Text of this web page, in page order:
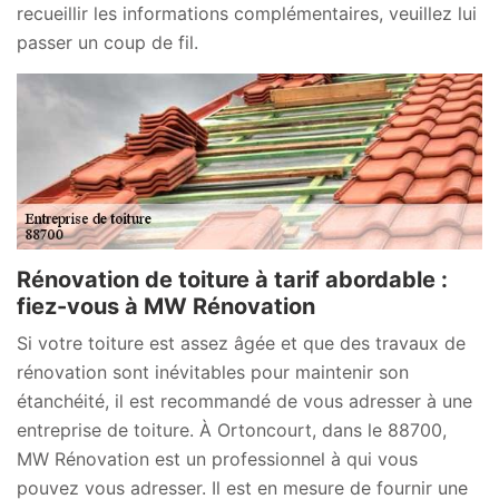
recueillir les informations complémentaires, veuillez lui
passer un coup de fil.
Rénovation de toiture à tarif abordable :
fiez-vous à MW Rénovation
Si votre toiture est assez âgée et que des travaux de
rénovation sont inévitables pour maintenir son
étanchéité, il est recommandé de vous adresser à une
entreprise de toiture. À Ortoncourt, dans le 88700,
MW Rénovation est un professionnel à qui vous
pouvez vous adresser. Il est en mesure de fournir une